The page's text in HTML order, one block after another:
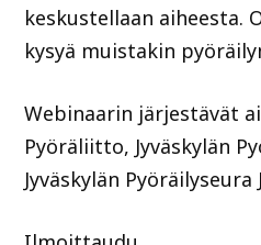
keskustellaan aiheesta.
kysyä muistakin
Webinaarin järjestävät
Pyöräliitto, Jyväskylän
Jyväskylän Pyöräilyseura